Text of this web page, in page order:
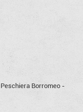
Borromeo -